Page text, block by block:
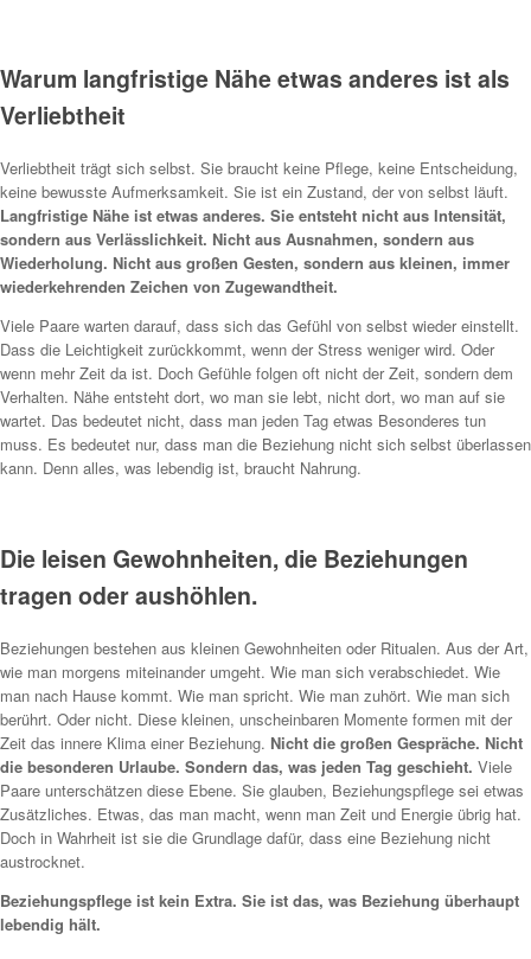
Warum langfristige Nähe etwas anderes ist als
Verliebtheit
Verliebtheit trägt sich selbst. Sie braucht keine Pflege, keine Entscheidung,
keine bewusste Aufmerksamkeit. Sie ist ein Zustand, der von selbst läuft.
Langfristige Nähe ist etwas anderes. Sie entsteht nicht aus Intensität,
sondern aus Verlässlichkeit. Nicht aus Ausnahmen, sondern aus
Wiederholung. Nicht aus großen Gesten, sondern aus kleinen, immer
wiederkehrenden Zeichen von Zugewandtheit.
Viele Paare warten darauf, dass sich das Gefühl von selbst wieder einstellt.
Dass die Leichtigkeit zurückkommt, wenn der Stress weniger wird. Oder
wenn mehr Zeit da ist. Doch Gefühle folgen oft nicht der Zeit, sondern dem
Verhalten. Nähe entsteht dort, wo man sie lebt, nicht dort, wo man auf sie
wartet. Das bedeutet nicht, dass man jeden Tag etwas Besonderes tun
muss. Es bedeutet nur, dass man die Beziehung nicht sich selbst überlassen
kann. Denn alles, was lebendig ist, braucht Nahrung.
Die leisen Gewohnheiten, die Beziehungen
tragen oder aushöhlen.
Beziehungen bestehen aus kleinen Gewohnheiten oder Ritualen. Aus der Art,
wie man morgens miteinander umgeht. Wie man sich verabschiedet. Wie
man nach Hause kommt. Wie man spricht. Wie man zuhört. Wie man sich
berührt. Oder nicht. Diese kleinen, unscheinbaren Momente formen mit der
Zeit das innere Klima einer Beziehung. Nicht die großen Gespräche. Nicht
die besonderen Urlaube. Sondern das, was jeden Tag geschieht. Viele
Paare unterschätzen diese Ebene. Sie glauben, Beziehungspflege sei etwas
Zusätzliches. Etwas, das man macht, wenn man Zeit und Energie übrig hat.
Doch in Wahrheit ist sie die Grundlage dafür, dass eine Beziehung nicht
austrocknet.
Beziehungspflege ist kein Extra. Sie ist das, was Beziehung überhaupt
lebendig hält.